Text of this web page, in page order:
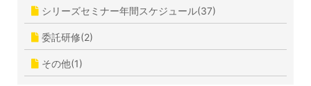
シリーズセミナー年間スケジュール(37)
委託研修(2)
その他(1)